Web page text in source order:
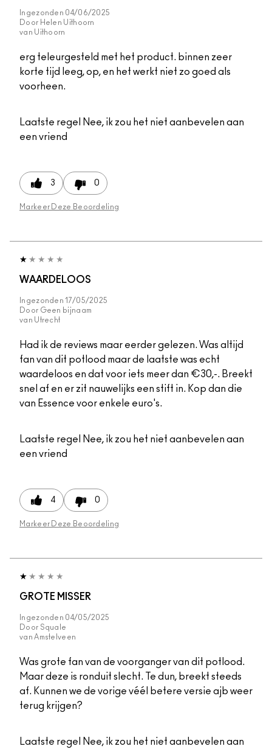
Ingezonden 04/06/2025
Door Helen Uithoorn
van Uithoorn
erg teleurgesteld met het product. binnen zeer
korte tijd leeg, op, en het werkt niet zo goed als
voorheen.
Laatste regel
Nee, ik zou het niet aanbevelen aan
een vriend
3 0
Markeer Deze Beoordeling
WAARDELOOS
Ingezonden17/05/2025
Door Geen bijnaam
van Utrecht
Had ik de reviews maar eerder gelezen. Was altijd
fan van dit potlood maar de laatste was echt
waardeloos en dat voor iets meer dan €30,-. Breekt
snel af en er zit nauwelijks een stift in. Kop dan die
van Essence voor enkele euro's.
Laatste regel
Nee, ik zou het niet aanbevelen aan
een vriend
4 0
Markeer Deze Beoordeling
GROTE MISSER
Ingezonden 04/05/2025
Door Squale
van Amstelveen
Was grote fan van de voorganger van dit potlood.
Maar deze is ronduit slecht. Te dun, breekt steeds
af. Kunnen we de vorige véél betere versie ajb weer
terug krijgen?
Laatste regel Nee, ik zou het niet aanbevelen aan